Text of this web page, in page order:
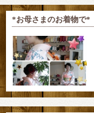
*お母さまのお着物で*